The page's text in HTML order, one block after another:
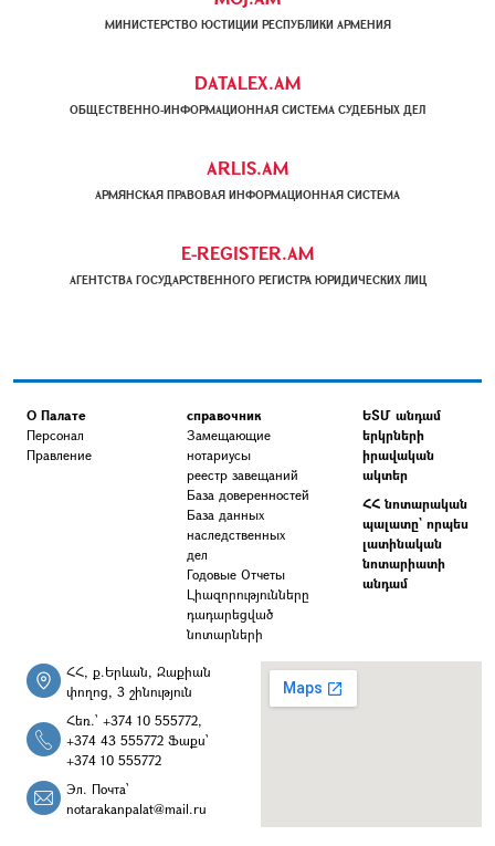
МИНИСТЕРСТВО ЮСТИЦИИ РЕСПУБЛИКИ АРМЕНИЯ
DATALEX.AM
ОБЩЕСТВЕННО-ИНФОРМАЦИОННАЯ СИСТЕМА СУДЕБНЫХ ДЕЛ
ARLIS.AM
АРМЯНСКАЯ ПРАВОВАЯ ИНФОРМАЦИОННАЯ СИСТЕМА
E-REGISTER.AM
АГЕНТСТВА ГОСУДАРСТВЕННОГО РЕГИСТРА ЮРИДИЧЕСКИХ ЛИЦ
О Палате
Персонал
Правление
справочник
Замещающие
нотариусы
реестр завещаний
База доверенностей
База данных
наследственных
дел
Годовые Отчеты
Լիազորությունները
դադարեցված
նոտարների
ԵՏՄ անդամ
երկրների
իրավական
ակտեր
ՀՀ նոտարական
պալատը` որպես
լատինական
նոտարիատի
անդամ
ՀՀ, ք.Երևան, Զաքիան
փողոց, 3 շինություն
Հեռ.՝ +374 10 555772,
+374 43 555772 Ֆաքս՝
+374 10 555772
Эл. Почта՝
notarakanpalat@mail.ru